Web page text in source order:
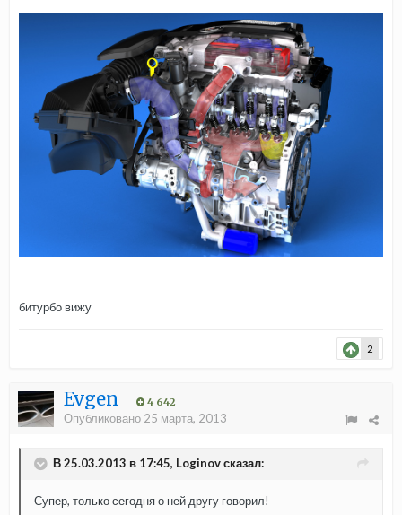
битурбо вижу
2
Evgen 4 642
Опубликовано 25 марта, 2013
В 25.03.2013 в 17:45, Loginov сказал:
Супер, только сегодня о ней другу говорил!